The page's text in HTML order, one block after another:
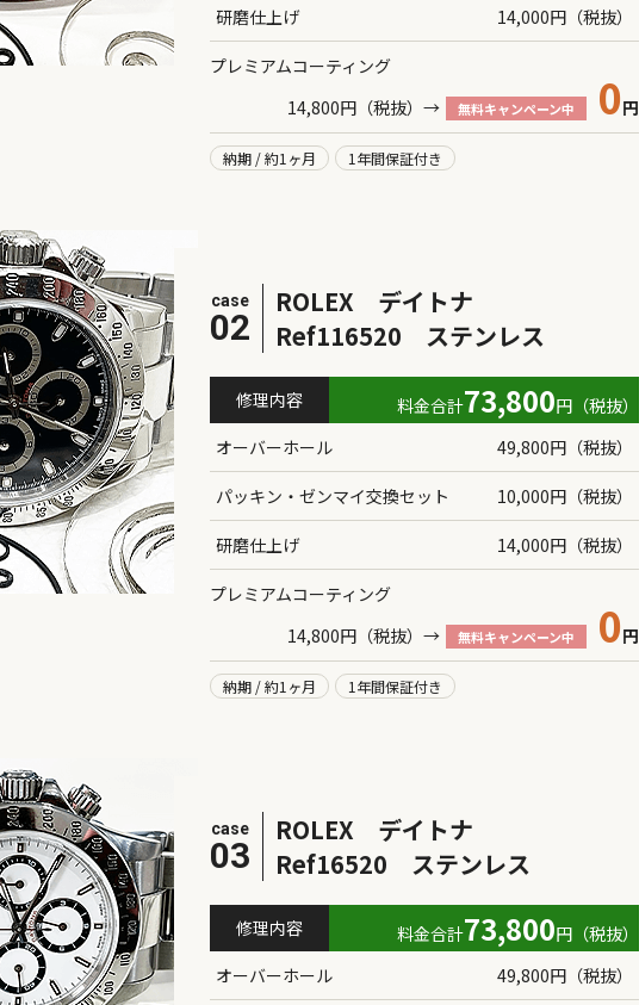
研磨仕上げ 14,000円（税抜）
プレミアムコーティング
14,800円（税抜）→
無料キャンペーン中 0円
納期 / 約1ヶ月 1年間保証付き
case
02
ROLEX デイトナ
Ref116520 ステンレス
修理内容 料金合計73,800円（税抜）
オーバーホール
49,800円（税抜）
パッキン・ゼンマイ交換セット 10,000円（税抜）
研磨仕上げ 14,000円（税抜）
プレミアムコーティング
14,800円（税抜）→
無料キャンペーン中 0円
納期 / 約1ヶ月 1年間保証付き
case
03
ROLEX デイトナ
Ref16520 ステンレス
修理内容 料金合計73,800円（税抜）
オーバーホール
49,800円（税抜）